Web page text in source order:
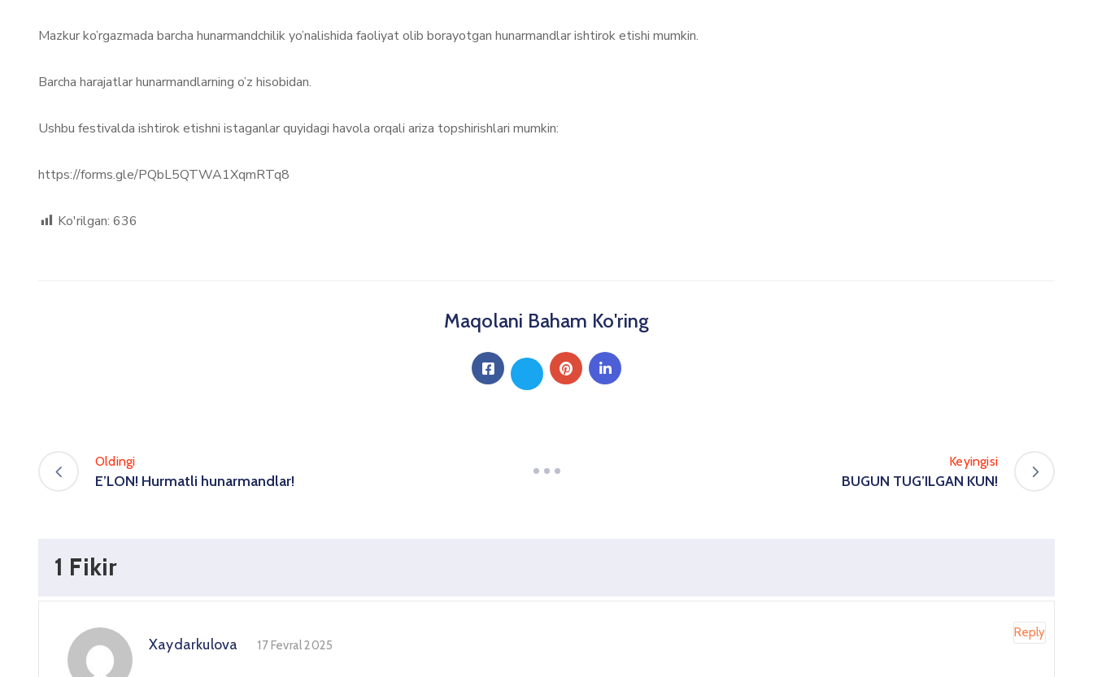
Mazkur ko’rgazmada barcha hunarmandchilik yo’nalishida faoliyat olib borayotgan hunarmandlar ishtirok etishi mumkin.
Barcha harajatlar hunarmandlarning o’z hisobidan.
Ushbu festivalda ishtirok etishni istaganlar quyidagi havola orqali ariza topshirishlari mumkin:
https://forms.gle/PQbL5QTWA1XqmRTq8
Ko'rilgan: 636
Maqolani Baham Ko'ring
Oldingi
E’LON! Hurmatli hunarmandlar!
Keyingisi
BUGUN TUG’ILGAN KUN!
1 Fikir
Xaydarkulova 17 Fevral 2025
Reply